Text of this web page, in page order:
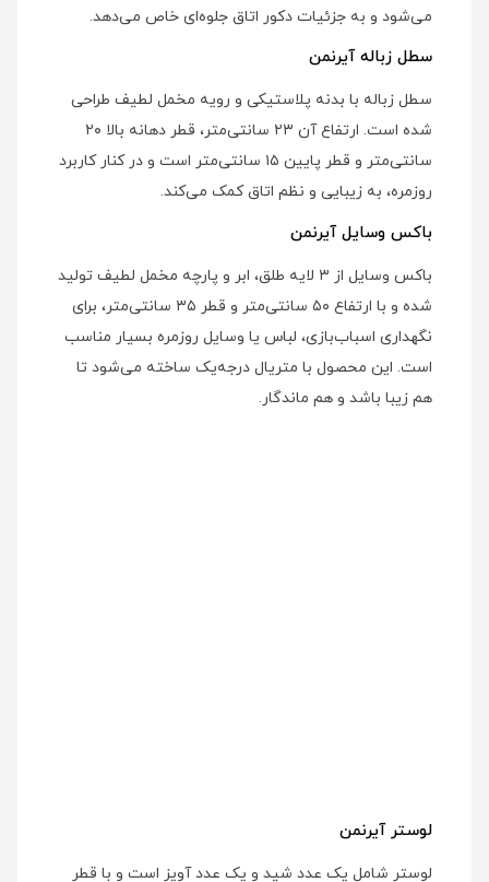
می‌شود و به جزئیات دکور اتاق جلوه‌ای خاص می‌دهد.
سطل زباله آیرنمن
سطل زباله با بدنه پلاستیکی و رویه مخمل لطیف طراحی
شده است. ارتفاع آن ۲۳ سانتی‌متر، قطر دهانه بالا ۲۰
سانتی‌متر و قطر پایین ۱۵ سانتی‌متر است و در کنار کاربرد
روزمره، به زیبایی و نظم اتاق کمک می‌کند.
باکس وسایل آیرنمن
باکس وسایل از ۳ لایه طلق، ابر و پارچه مخمل لطیف تولید
شده و با ارتفاع ۵۰ سانتی‌متر و قطر ۳۵ سانتی‌متر، برای
نگهداری اسباب‌بازی، لباس یا وسایل روزمره بسیار مناسب
است. این محصول با متریال درجه‌یک ساخته می‌شود تا
هم زیبا باشد و هم ماندگار.
لوستر آیرنمن
لوستر شامل یک عدد شید و یک عدد آویز است و با قطر